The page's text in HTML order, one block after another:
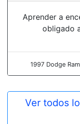
Aprender a
obligado
1997 Dodge
Ver todos